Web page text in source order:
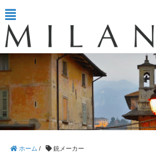
ホーム / 銃メーカー